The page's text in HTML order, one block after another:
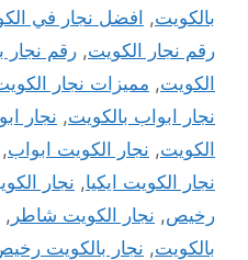
بالكويت, افضل نجار في
رقم نجار الكويت, رقم نجار
الكويت, مميزات نجار
نجار ابواب بالكويت, نجار
الكويت, نجار الكويت ابواب,
نجار الكويت ايكيا, نجار
رخيص, نجار الكويت شاطر ,
بالكويت, نجار بالكويت